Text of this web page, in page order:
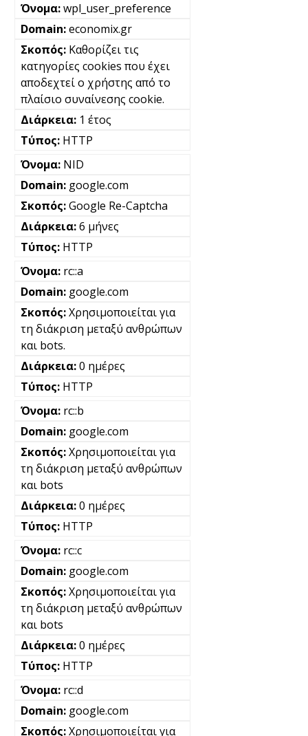
wpl_user_preference
economix.gr
Καθορίζει τις
κατηγορίες cookies που έχει
αποδεχτεί ο χρήστης από το
πλαίσιο συναίνεσης cookie.
1 έτος
HTTP
NID
google.com
Google Re-Captcha
6 μήνες
HTTP
rc::a
google.com
Χρησιμοποιείται για
τη διάκριση μεταξύ ανθρώπων
και bots.
0 ημέρες
HTTP
rc::b
google.com
Χρησιμοποιείται για
τη διάκριση μεταξύ ανθρώπων
και bots
0 ημέρες
HTTP
rc::c
google.com
Χρησιμοποιείται για
τη διάκριση μεταξύ ανθρώπων
και bots
0 ημέρες
HTTP
rc::d
google.com
Χρησιμοποιείται για